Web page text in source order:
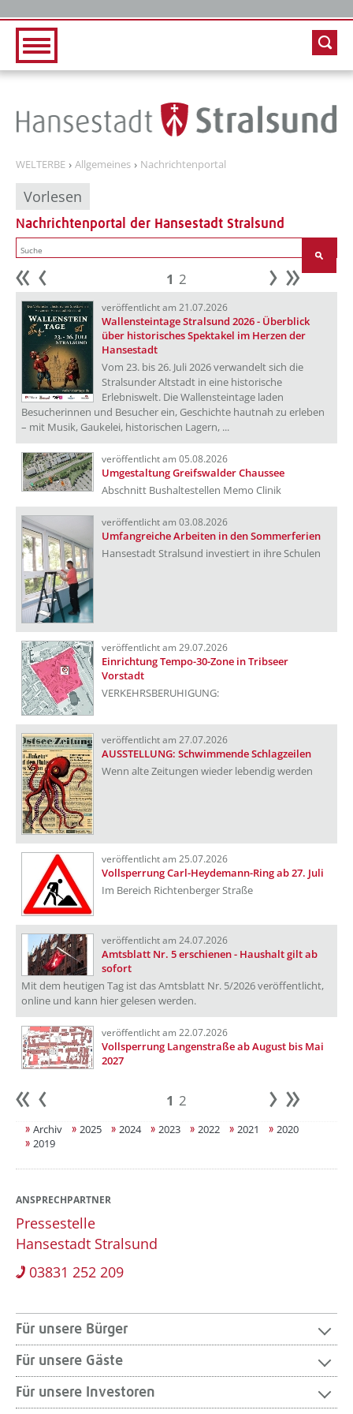
WELTERBE Allgemeines Nachrichtenportal
Vorlesen
Nachrichtenportal der Hansestadt Stralsund
Anfang 1 2 weiter
veröffentlicht am 21.07.2026
Wallensteintage Stralsund 2026 - Überblick
über historisches Spektakel im Herzen der
Hansestadt
Vom 23. bis 26. Juli 2026 verwandelt sich die
Stralsunder Altstadt in eine historische
Erlebniswelt. Die Wallensteintage laden
Besucherinnen und Besucher ein, Geschichte hautnah zu erleben
– mit Musik, Gaukelei, historischen Lagern, ...
veröffentlicht am 05.08.2026
Umgestaltung Greifswalder Chaussee
Abschnitt Bushaltestellen Memo Clinik
veröffentlicht am 03.08.2026
Umfangreiche Arbeiten in den Sommerferien
Hansestadt Stralsund investiert in ihre Schulen
veröffentlicht am 29.07.2026
Einrichtung Tempo-30-Zone in Tribseer
Vorstadt
VERKEHRSBERUHIGUNG:
veröffentlicht am 27.07.2026
AUSSTELLUNG: Schwimmende Schlagzeilen
Wenn alte Zeitungen wieder lebendig werden
veröffentlicht am 25.07.2026
Vollsperrung Carl-Heydemann-Ring ab 27. Juli
Im Bereich Richtenberger Straße
veröffentlicht am 24.07.2026
Amtsblatt Nr. 5 erschienen - Haushalt gilt ab
sofort
Mit dem heutigen Tag ist das Amtsblatt Nr. 5/2026 veröffentlicht,
online und kann hier gelesen werden.
veröffentlicht am 22.07.2026
Vollsperrung Langenstraße ab August bis Mai
2027
Anfang 1 2 weiter
Archiv 2025 2024 2023 2022 2021
2020
2019
ANSPRECHPARTNER
Pressestelle
Hansestadt Stralsund
03831 252 209
Für unsere Bürger
Für unsere Gäste
Für unsere Investoren